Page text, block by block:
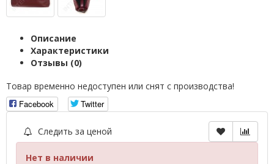
Описание
Характеристики
Отзывы (0)
Товар временно недоступен или снят с производства!
Facebook
Twitter
Следить за ценой
Нет в наличии